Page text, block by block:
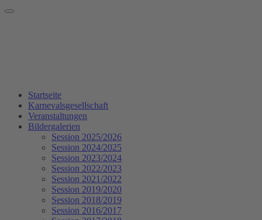
Startseite
Karnevalsgesellschaft
Veranstaltungen
Bildergalerien
Session 2025/2026
Session 2024/2025
Session 2023/2024
Session 2022/2023
Session 2021/2022
Session 2019/2020
Session 2018/2019
Session 2016/2017